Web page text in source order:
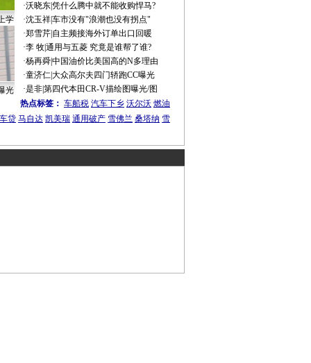
学
光
·沃晓东|凭什么腾中就不能收购悍马?
·沈玉祥|车市没有"浪潮也没有拐点"
·郑雪芹| 自主频接海外订单出口回暖
·李 牧|通用与五菱 究竟是谁帮了谁?
·杨再舜|中国油价比美国高的N多理由
·童济仁|大众高尔夫四门轿跑CC曝光
·是非|第四代本田CR-V描绘图曝光/图
热点标签： 车船税 汽车下乡 沃尔沃 燃油
车贷 马自达 凯美瑞 通用破产 雪佛兰 桑塔纳 雪